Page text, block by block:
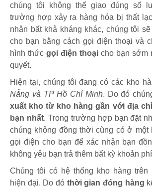
chúng tôi không thể giao đúng số
trường hợp xảy ra hàng hóa bị thất
nhân bất khả kháng khác, chúng tôi
cho bạn bằng cách gọi điện thoại và
hình thức gọi điện thoại cho bạn sớm
quyết.
Hiện tại, chúng tôi đang có các kho
Nẵng và TP Hồ Chí Minh. Do đó
xuất kho từ kho hàng gần với địa
bạn nhất. Trong trường hợp bạn đặt
chúng không đồng thời cùng có ở một
gọi điện cho bạn để xác nhận bạn
không yêu bạn trả thêm bất kỳ khoản
Chúng tôi có hệ thống kho hàng trên
hiện đại. Do đó thời gian đóng hàng